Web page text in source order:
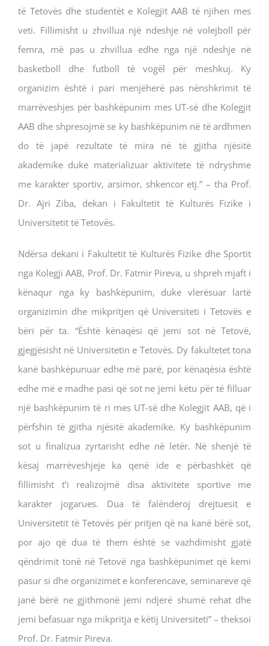
të Tetovës dhe studentët e Kolegjit AAB të njihen mes
veti. Fillimisht u zhvillua një ndeshje në volejboll për
femra, më pas u zhvillua edhe nga një ndeshje në
basketboll dhe futboll të vogël për meshkuj. Ky
organizim është i pari menjëherë pas nënshkrimit të
marrëveshjes për bashkëpunim mes UT-së dhe Kolegjit
AAB dhe shpresojmë se ky bashkëpunim në të ardhmen
do të japë rezultate të mira në të gjitha njësitë
akademike duke materializuar aktivitete të ndryshme
me karakter sportiv, arsimor, shkencor etj.” – tha Prof.
Dr. Ajri Ziba, dekan i Fakultetit të Kulturës Fizike i
Universitetit të Tetovës.
Ndërsa dekani i Fakultetit të Kulturës Fizike dhe Sportit
nga Kolegji AAB, Prof. Dr. Fatmir Pireva, u shpreh mjaft i
kënaqur nga ky bashkëpunim, duke vlerësuar lartë
organizimin dhe mikpritjen që Universiteti i Tetovës e
bëri për ta. “Është kënaqësi që jemi sot në Tetovë,
gjegjësisht në Universitetin e Tetovës. Dy fakultetet tona
kanë bashkëpunuar edhe më parë, por kënaqësia është
edhe më e madhe pasi që sot ne jemi këtu për të filluar
një bashkëpunim të ri mes UT-së dhe Kolegjit AAB, që i
përfshin të gjitha njësitë akademike. Ky bashkëpunim
sot u finalizua zyrtarisht edhe në letër. Në shenjë të
kësaj marrëveshjeje ka qenë ide e përbashkët që
fillimisht t’i realizojmë disa aktivitete sportive me
karakter jogarues. Dua të falënderoj drejtuesit e
Universitetit të Tetovës për pritjen që na kanë bërë sot,
por ajo që dua të them është se vazhdimisht gjatë
qëndrimit tonë në Tetovë nga bashkëpunimet që kemi
pasur si dhe organizimet e konferencave, seminareve që
janë bërë ne gjithmonë jemi ndjerë shumë rehat dhe
jemi befasuar nga mikpritja e këtij Universiteti” – theksoi
Prof. Dr. Fatmir Pireva.